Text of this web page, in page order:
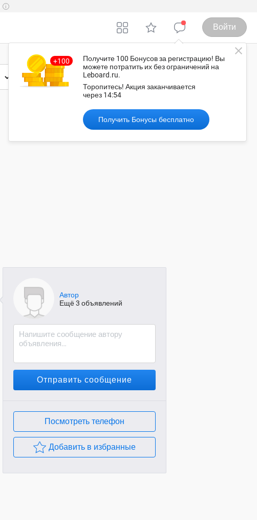
i
Войти
Получите 100 Бонусовза регистрацию! Вы
можете потратить их без ограничений на
Leboard.ru.
Торопитесь! Акция заканчивается
через 14:53
Получить Бонусы бесплатно
Россия
Автор
Ещё 3 объявлений
Отправить сообщение
Посмотреть телефон
Добавить в избранные